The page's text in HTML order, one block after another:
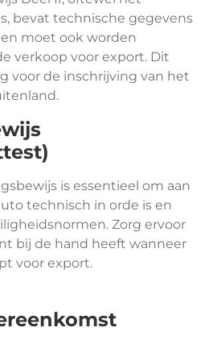
bevat technische gegevens
moet ook worden
verkoop voor export. Dit
voor de inschrijving van het
is essentieel om aan
technisch in orde is en
Zorg ervoor
bij de hand heeft wanneer
voor export.